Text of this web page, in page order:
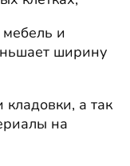
и
ширину
а так
на